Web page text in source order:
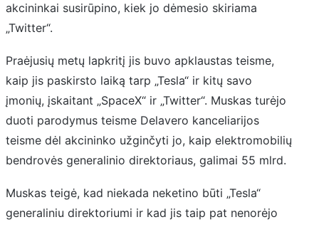
akcininkai susirūpino, kiek jo dėmesio skiriama
„Twitter“.
Praėjusių metų lapkritį jis buvo apklaustas teisme,
kaip jis paskirsto laiką tarp „Tesla“ ir kitų savo
įmonių, įskaitant „SpaceX“ ir „Twitter“. Muskas turėjo
duoti parodymus teisme Delavero kanceliarijos
teisme dėl akcininko užginčyti jo, kaip elektromobilių
bendrovės generalinio direktoriaus, galimai 55 mlrd.
Muskas teigė, kad niekada neketino būti „Tesla“
generaliniu direktoriumi ir kad jis taip pat nenorėjo